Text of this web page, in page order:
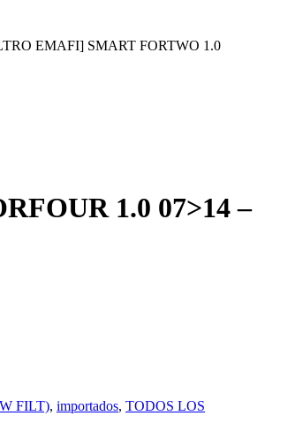
EMAFI] SMART FORTWO 1.0
1.0 07>14 –
FILT), importados, TODOS LOS